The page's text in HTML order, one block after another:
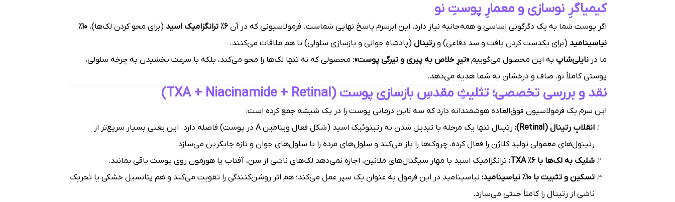
کیمیاگرِ نوسازی و معمارِ پوستِ نو
اگر پوست شما به یک دگرگونی اساسی و همه‌جانبه نیاز دارد، این ابرسرم پاسخ نهایی شماست. فرمولاسیونی که در آن ۶٪ ترانگزامیک اسید (برای محو کردن لک‌ها)،
۱۰٪
نیاسینامید (برای یکدست کردن بافت و سد دفاعی) و رتینال (پادشاهِ جوانی و بازسازی سلولی) با هم ملاقات می‌کنند.
ما در نایلی‌شاپ به این محصول می‌گوییم «تیرِ خلاص به پیری و تیرگی پوست»؛ محصولی که نه تنها لک‌ها را محو می‌کند، بلکه با سرعت بخشیدن به چرخه سلولی،
پوستی کاملاً نو، صاف و درخشان به شما هدیه می‌دهد.
نقد و بررسی تخصصی؛ تثلیثِ مقدسِ بازسازی پوست (TXA + Niacinamide + Retinal)
این سرم یک فرمولاسیون فوق‌العاده هوشمندانه دارد که سه لاین درمانی پوست را در یک شیشه جمع کرده است:
انقلابِ رتینال (Retinal):
رتینال تنها یک مرحله با تبدیل شدن به رتینوئیک اسید (شکل فعال ویتامین A در پوست) فاصله دارد. این یعنی بسیار سریع‌تر از
رتینول‌های معمولی تولید کلاژن را فعال کرده، چروک‌ها را باز می‌کند و سلول‌های مرده را با سلول‌های جوان و تازه جایگزین می‌سازد.
شلیک به لک‌ها با ۶٪ TXA:
ترانگزامیک اسید با مهار سیگنال‌های ملانین، اجازه نمی‌دهد لک‌های ناشی از سن، آفتاب یا هورمون روی پوست باقی بمانند.
تسکین و تثبیت با ۱۰٪ نیاسینامید:
نیاسینامید در این فرمول به عنوان یک سپر عمل می‌کند؛ هم اثر روشن‌کنندگی را تقویت می‌کند و هم پتانسیل خشکی یا تحریک
ناشی از رتینال را کاملاً خنثی می‌سازد.